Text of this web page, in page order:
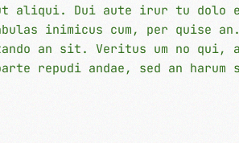
aliqui. Dui aute irur tu
inimicus cum, per quise
an sit. Veritus um no qui,
repudi andae, sed an harum